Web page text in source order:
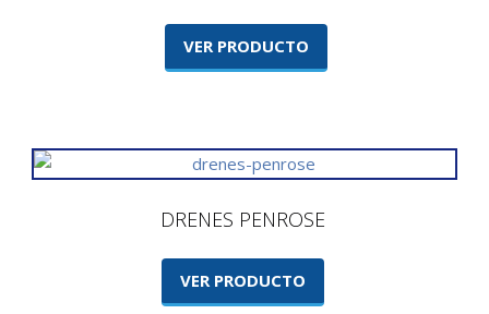
VER PRODUCTO
DRENES PENROSE
VER PRODUCTO